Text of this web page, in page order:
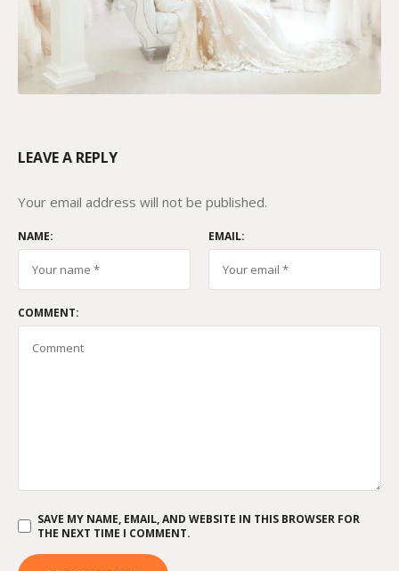
LEAVE A REPLY
Your email address will not be published.
NAME: EMAIL:
COMMENT:
SAVE MY NAME, EMAIL, AND WEBSITE IN THIS BROWSER FOR
THE NEXT TIME I COMMENT.